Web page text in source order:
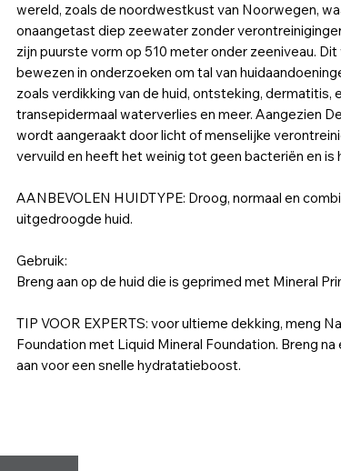
wereld, zoals de noordwestkust van Noorwegen,
onaangetast diep zeewater zonder
zijn puurste vorm op 510 meter onder zeeniveau.
bewezen in onderzoeken om tal van
zoals verdikking van de huid, ontsteking, dermatitis,
transepidermaal waterverlies en meer. Aangezien
wordt aangeraakt door licht of menselijke
vervuild en heeft het weinig tot geen bacteriën en is
AANBEVOLEN HUIDTYPE: Droog, normaal en
uitgedroogde huid.
Gebruik:
Breng aan op de huid die is geprimed met Mineral
TIP VOOR EXPERTS: voor ultieme dekking, meng
Foundation met Liquid Mineral Foundation. Breng
aan voor een snelle hydratatieboost.